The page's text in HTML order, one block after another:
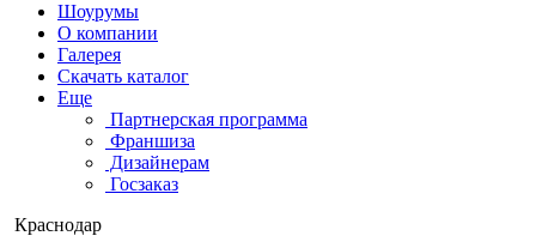
Шоурумы
О компании
Галерея
Скачать каталог
Еще
Партнерская программа
Франшиза
Дизайнерам
Госзаказ
Краснодар